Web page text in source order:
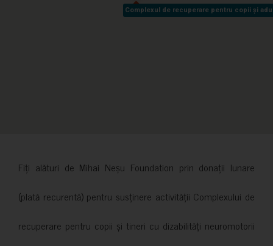
Complexul de recuperare pentru copii și
Complexul de recuperare pentru copii și
Fiți alături de Mihai Neșu Foundation prin donații lunare
(plată recurentă) pentru susținere activității Complexului de
recuperare pentru copii și tineri cu dizabilități neuromotorii